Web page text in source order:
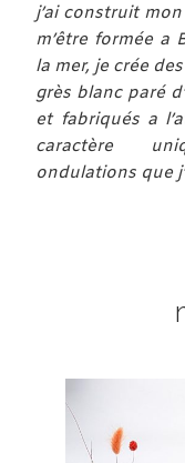
j’ai construit
m’être formée a
la mer, je crée
grès blanc paré
et fabriqués a
caractère
ondulations que